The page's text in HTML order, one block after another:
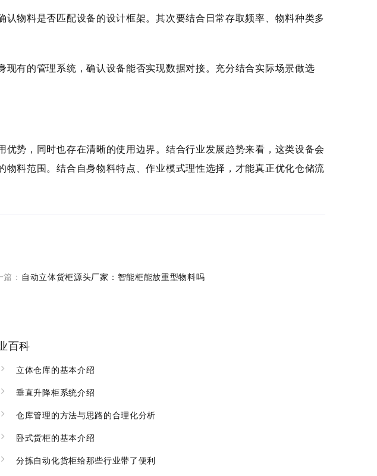
物料是否匹配设备的设计框架。其次要结合日常存取频率、物料种类多
有的管理系统，确认设备能否实现数据对接。充分结合实际场景做选
势，同时也存在清晰的使用边界。结合行业发展趋势来看，这类设备会
料范围。结合自身物料特点、作业模式理性选择，才能真正优化仓储流
： 自动立体货柜源头厂家：智能柜能放重型物料吗
百科
立体仓库的基本介绍
垂直升降柜系统介绍
仓库管理的方法与思路的合理化分析
卧式货柜的基本介绍
分拣自动化货柜给那些行业带了便利